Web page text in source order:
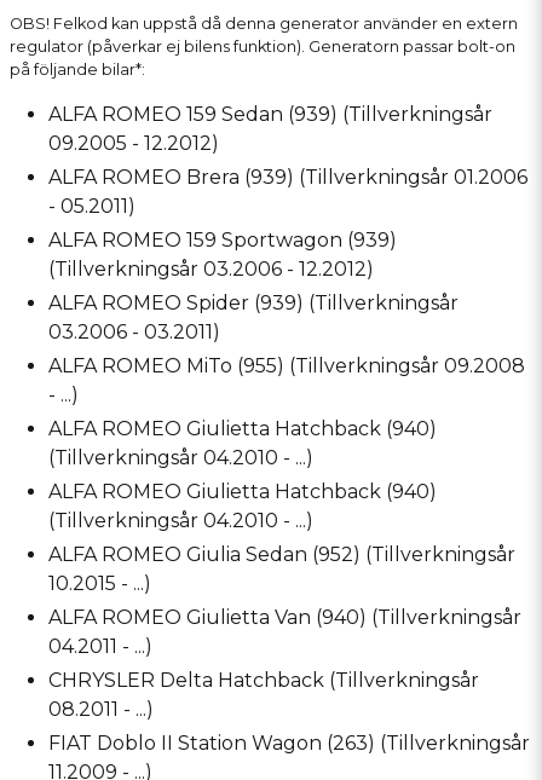
OBS! Felkod kan uppstå då denna generator använder en extern
regulator (påverkar ej bilens funktion). Generatorn passar bolt-on
på följande bilar*:
ALFA ROMEO 159 Sedan (939) (Tillverkningsår
09.2005 - 12.2012)
ALFA ROMEO Brera (939) (Tillverkningsår 01.2006
- 05.2011)
ALFA ROMEO 159 Sportwagon (939)
(Tillverkningsår 03.2006 - 12.2012)
ALFA ROMEO Spider (939) (Tillverkningsår
03.2006 - 03.2011)
ALFA ROMEO MiTo (955) (Tillverkningsår 09.2008
- ...)
ALFA ROMEO Giulietta Hatchback (940)
(Tillverkningsår 04.2010 - ...)
ALFA ROMEO Giulietta Hatchback (940)
(Tillverkningsår 04.2010 - ...)
ALFA ROMEO Giulia Sedan (952) (Tillverkningsår
10.2015 - ...)
ALFA ROMEO Giulietta Van (940) (Tillverkningsår
04.2011 - ...)
CHRYSLER Delta Hatchback (Tillverkningsår
08.2011 - ...)
FIAT Doblo II Station Wagon (263) (Tillverkningsår
11.2009 - ...)